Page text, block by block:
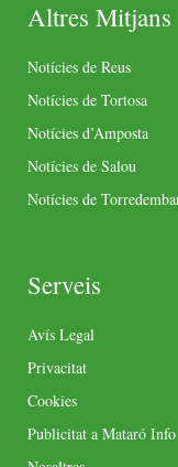
Altres Mitjans
Notícies de Reus
Notícies de Tortosa
Notícies d’Amposta
Notícies de Salou
Notícies de
Serveis
Avís Legal
Privacitat
Cookies
Publicitat a Mataró Info